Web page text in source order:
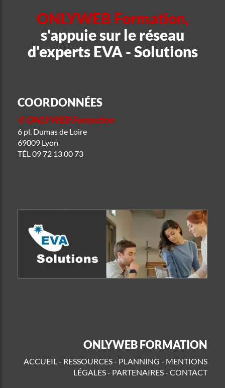
ONLYWEB Formation,
s'appuie sur le réseau
d'experts EVA - Solutions
COORDONNÉES
© ONLYWEB Formation
6 pl. Dumas de Loire
69009 Lyon
TÉL09 72 13 00 73
ONLYWEB FORMATION
ACCUEIL - RESSOURCES- PLANNING - MENTIONS
LÉGALES- PARTENAIRES- CONTACT